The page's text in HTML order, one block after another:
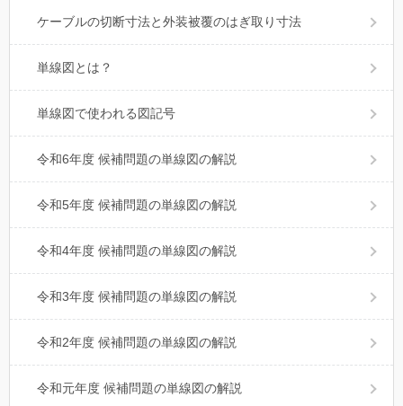
ケーブルの切断寸法と外装被覆のはぎ取り寸法
単線図とは？
単線図で使われる図記号
令和6年度 候補問題の単線図の解説
令和5年度 候補問題の単線図の解説
令和4年度 候補問題の単線図の解説
令和3年度 候補問題の単線図の解説
令和2年度 候補問題の単線図の解説
令和元年度 候補問題の単線図の解説